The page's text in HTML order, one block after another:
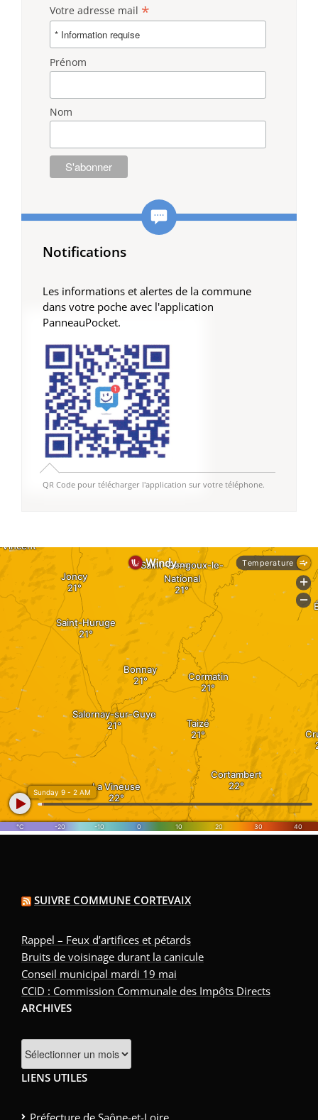
Votre adresse mail *
Prénom
Nom
Notifications
Les informations et alertes de la commune
dans votre poche avec l'application
PanneauPocket.
QR Code pour télécharger l'application sur votre téléphone.
SUIVRE COMMUNE CORTEVAIX
Rappel – Feux d’artifices et pétards
Bruits de voisinage durant la canicule
Conseil municipal mardi 19 mai
CCID : Commission Communale des Impôts Directs
ARCHIVES
LIENS UTILES
Préfecture de Saône-et-Loire